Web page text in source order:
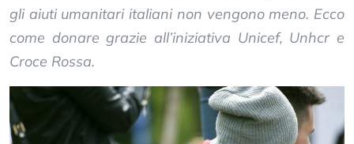
gli aiuti umanitari italiani non vengono meno. Ecco
come donare grazie all’iniziativa Unicef, Unhcr e
Croce Rossa.